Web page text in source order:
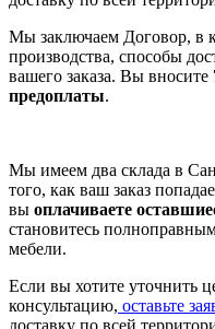
Мы заключаем Договор, в
производства, способы
вашего заказа. Вы вносите
предоплаты.
Мы имеем два склада в
того, как ваш заказ
вы оплачиваете
становитесь
мебели.
Если вы хотите уточнить
консультацию, оставьте